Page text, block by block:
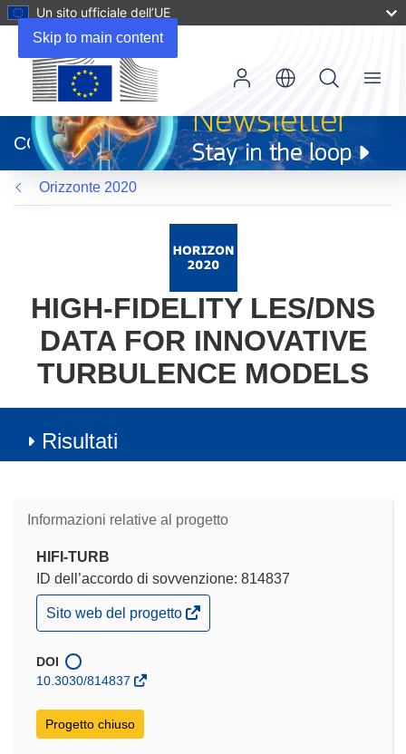
Skip to main content
Un sito ufficiale dell’UE
apre
in
una
nuova
finestra)
CORDIS
Menu
Orizzonte 2020
HIGH-FIDELITY LES/DNS
DATA FOR INNOVATIVE
TURBULENCE MODELS
Risultati
Informazioni relative al progetto
HIFI-TURB
ID dell’accordo di sovvenzione: 814837
(si
apre
una
nuova
Sito web del progetto
DOI
10.3030/814837
Progetto chiuso